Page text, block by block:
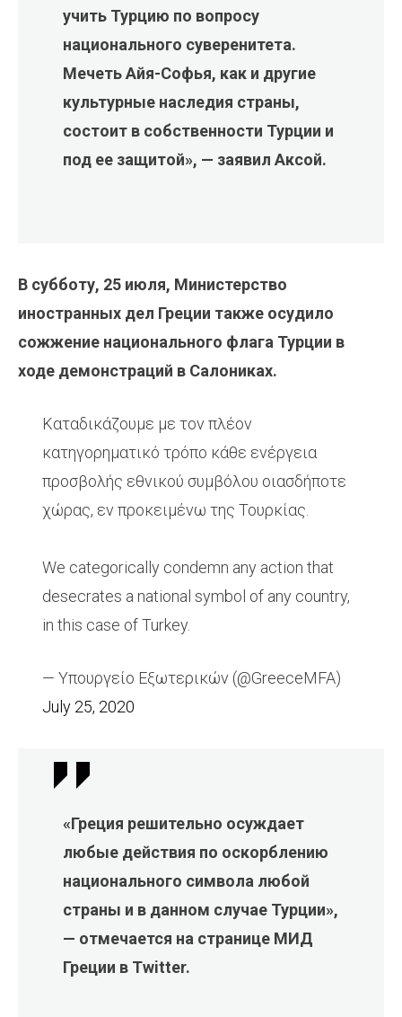
учить Турцию по вопросу
национального суверенитета.
Мечеть Айя-Софья, как и другие
культурные наследия страны,
состоит в собственности Турции и
под ее защитой», — заявил Аксой.
В субботу, 25 июля, Министерство
иностранных дел Греции также осудило
сожжение национального флага Турции в
ходе демонстраций в Салониках.
Καταδικάζουμε με τον πλέον
κατηγορηματικό τρόπο κάθε ενέργεια
προσβολής εθνικού συμβόλου οιασδήποτε
χώρας, εν προκειμένω της Τουρκίας.
We categorically condemn any action that
desecrates a national symbol of any country,
in this case of Turkey.
— Υπουργείο Εξωτερικών (@GreeceMFA)
July 25, 2020
«Греция решительно осуждает
любые действия по оскорблению
национального символа любой
страны и в данном случае Турции»,
— отмечается на странице МИД
Греции в Twitter.